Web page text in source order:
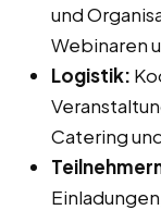
und
Webinaren
Logistik:
Catering